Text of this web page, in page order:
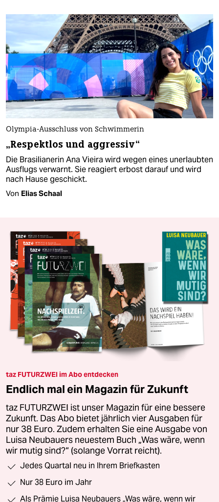
Olympia-Ausschluss von Schwimmerin
„Respektlos und aggressiv“
Die Brasilianerin Ana Vieira wird wegen eines unerlaubten
Ausflugs verwarnt. Sie reagiert erbost darauf und wird
nach Hause geschickt.
Von Elias Schaal
taz FUTURZWEI im Abo entdecken
Endlich mal ein Magazin für Zukunft
taz FUTURZWEI ist unser Magazin für eine bessere
Zukunft. Das Abo bietet jährlich vier Ausgaben für
nur 38 Euro. Zudem erhalten Sie eine Ausgabe von
Luisa Neubauers neuestem Buch „Was wäre, wenn
wir mutig sind?“ (solange Vorrat reicht).
Jedes Quartal neu in Ihrem Briefkasten
Nur 38 Euro im Jahr
Als Prämie Luisa Neubauers „Was wäre, wenn wir